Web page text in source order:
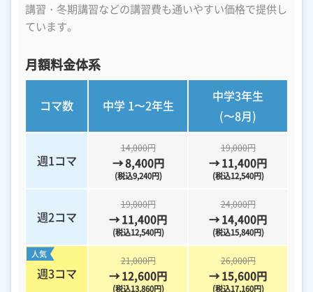
講習・冬期講習などの講習費も通いやすい価格で提供し
ています。
月額料金体系
コマ数 中学 1〜2年生
中学3年生
(〜8月)
週1コマ
14,000円
→ 8,400円
(税込9,240円)
19,000円
→ 11,400円
(税込12,540円)
週2コマ
19,000円
→ 11,400円
(税込12,540円)
24,000円
→ 14,400円
(税込15,840円)
人気
週3コマ
21,000円
→ 12,600円
(税込13,860円)
26,000円
→ 15,600円
(税込17,160円)